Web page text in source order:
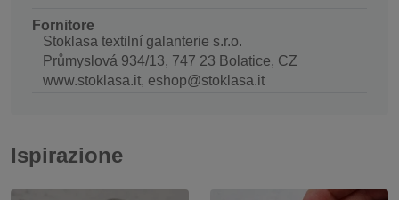
Fornitore
Stoklasa textilní galanterie s.r.o.
Průmyslová 934/13, 747 23 Bolatice, CZ
www.stoklasa.it, eshop@stoklasa.it
Ispirazione